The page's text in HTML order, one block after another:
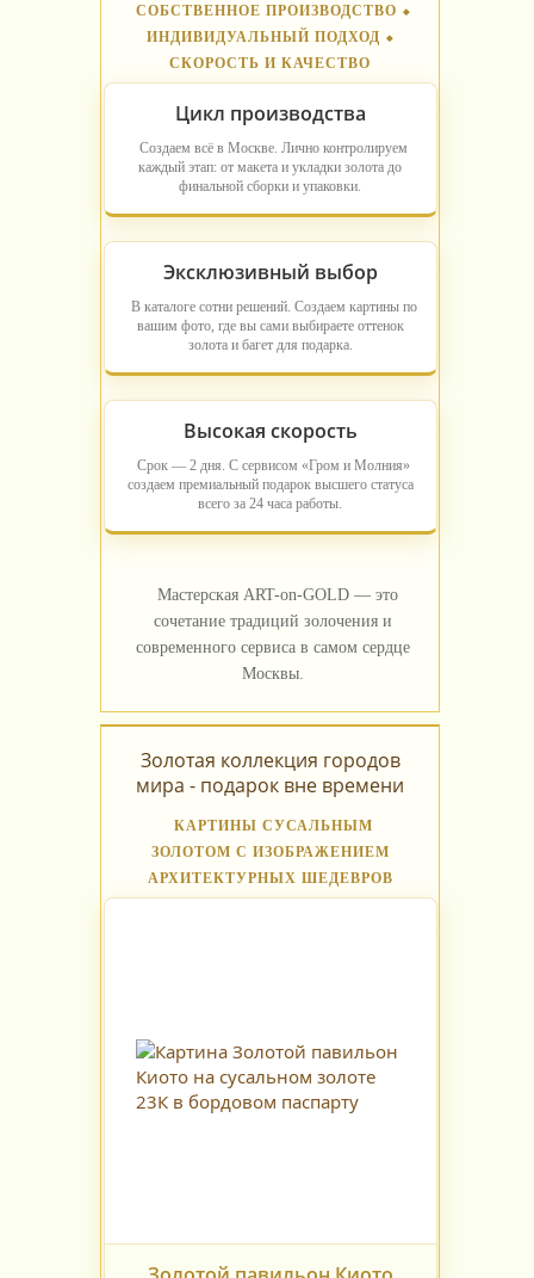
СОБСТВЕННОЕ ПРОИЗВОДСТВО ⬥
ИНДИВИДУАЛЬНЫЙ ПОДХОД ⬥
СКОРОСТЬ И КАЧЕСТВО
Цикл производства
Создаем всё в Москве. Лично контролируем
каждый этап: от макета и укладки золота до
финальной сборки и упаковки.
Эксклюзивный выбор
В каталоге сотни решений. Создаем картины по
вашим фото, где вы сами выбираете оттенок
золота и багет для подарка.
Высокая скорость
Срок — 2 дня. С сервисом «Гром и Молния»
создаем премиальный подарок высшего статуса
всего за 24 часа работы.
Мастерская ART-on-GOLD — это
сочетание традиций золочения и
современного сервиса в самом сердце
Москвы.
Золотая коллекция городов
мира - подарок вне времени
КАРТИНЫ СУСАЛЬНЫМ
ЗОЛОТОМ С ИЗОБРАЖЕНИЕМ
АРХИТЕКТУРНЫХ ШЕДЕВРОВ